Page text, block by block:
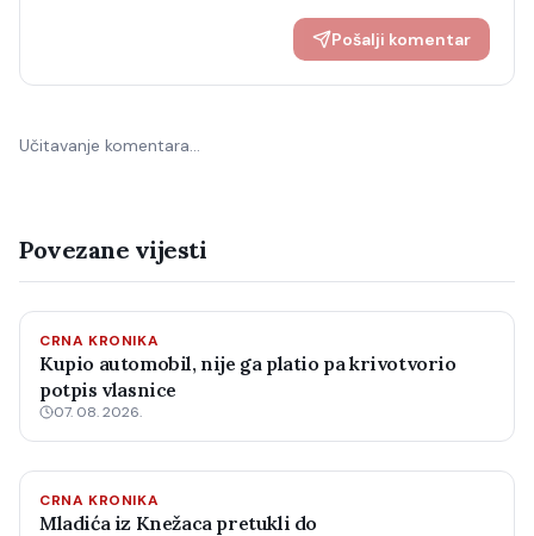
Pošalji komentar
Učitavanje komentara…
Povezane vijesti
CRNA KRONIKA
Kupio automobil, nije ga platio pa krivotvorio
potpis vlasnice
07. 08. 2026.
CRNA KRONIKA
Mladića iz Knežaca pretukli do